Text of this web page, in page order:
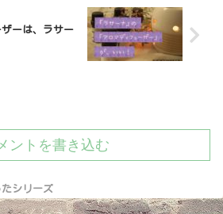
ーは、ラサー
ントを書き込む
たシリーズ